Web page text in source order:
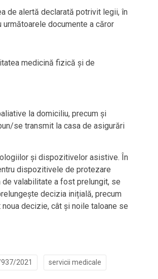
de alertă declarată potrivit legii, în
documente a căror
medicină fizică și de
la domiciliu, precum și
se transmit la casa de asigurări
și dispozitivelor asistive. În
dispozitivele de protezare
valabilitate a fost prelungit, se
decizia inițială, precum
decizie, cât și noile taloane se
2021
servicii medicale